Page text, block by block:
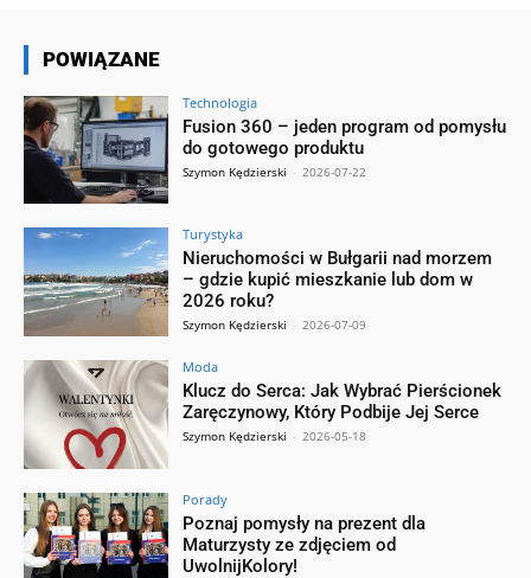
POWIĄZANE
Technologia
Fusion 360 – jeden program od pomysłu
do gotowego produktu
Szymon Kędzierski - 2026-07-22
Turystyka
Nieruchomości w Bułgarii nad morzem
– gdzie kupić mieszkanie lub dom w
2026 roku?
Szymon Kędzierski - 2026-07-09
Moda
Klucz do Serca: Jak Wybrać Pierścionek
Zaręczynowy, Który Podbije Jej Serce
Szymon Kędzierski - 2026-05-18
Porady
Poznaj pomysły na prezent dla
Maturzysty ze zdjęciem od
UwolnijKolory!